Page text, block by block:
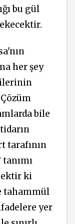
bu gül
her şey
bile
tarafının
ki
tahammül
yer